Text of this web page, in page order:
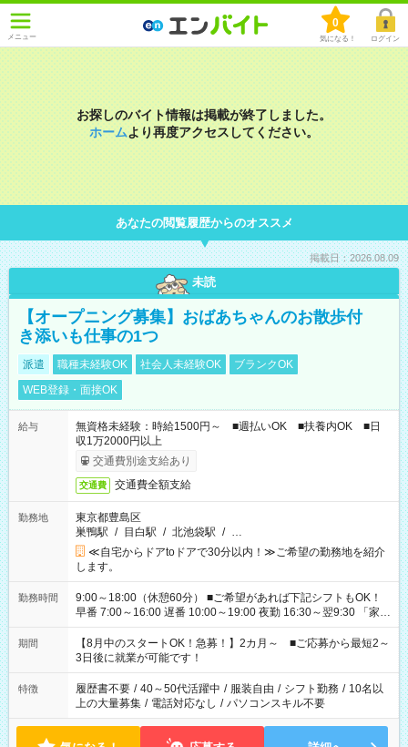
メニュー
0
気になる！ ログイン
お探しのバイト情報は掲載が終了しました。
ホームより再度アクセスしてください。
あなたの閲覧履歴からのオススメ
掲載日：2026.08.09
未読
【オープニング募集】おばあちゃんのお散歩付
き添いも仕事の1つ
派遣 職種未経験OK 社会人未経験OK
ブランクOK
WEB登録・面接OK
給与
無資格未経験：時給1500円～ ■週払いOK ■扶養内OK ■日
収1万2000円以上
交通費別途支給あり
交通費 交通費全額支給
勤務地
東京都豊島区
巣鴨駅 / 目白駅 / 北池袋駅 / …
≪自宅からドアtoドアで30分以内！≫ご希望の勤務地を紹介
します。
勤務時間
9:00～18:00（休憩60分） ■ご希望があれば下記シフトもOK！
早番 7:00～16:00 遅番 10:00～19:00 夜勤 16:30～翌9:30 「家族
と休みを合わせたい」 「余裕を持って夕飯の準備がしたい」
「できれば残業はしたくない」 など、ご希望を教えてください
ね。 ※Wワーク希望の方へ 今ご覧のお仕事で希望する勤務時間
と、もう1つのお仕事の勤務時間。 合計で週40時間を超える場
合は応募できません。
期間
【8月中のスタートOK！急募！】2カ月～ ■ご応募から最短2～
3日後に就業が可能です！
特徴 履歴書不要 / 40～50代活躍中 / 服装自由 / シフト勤務 / 10名以
上の大量募集 / 電話対応なし / パソコンスキル不要